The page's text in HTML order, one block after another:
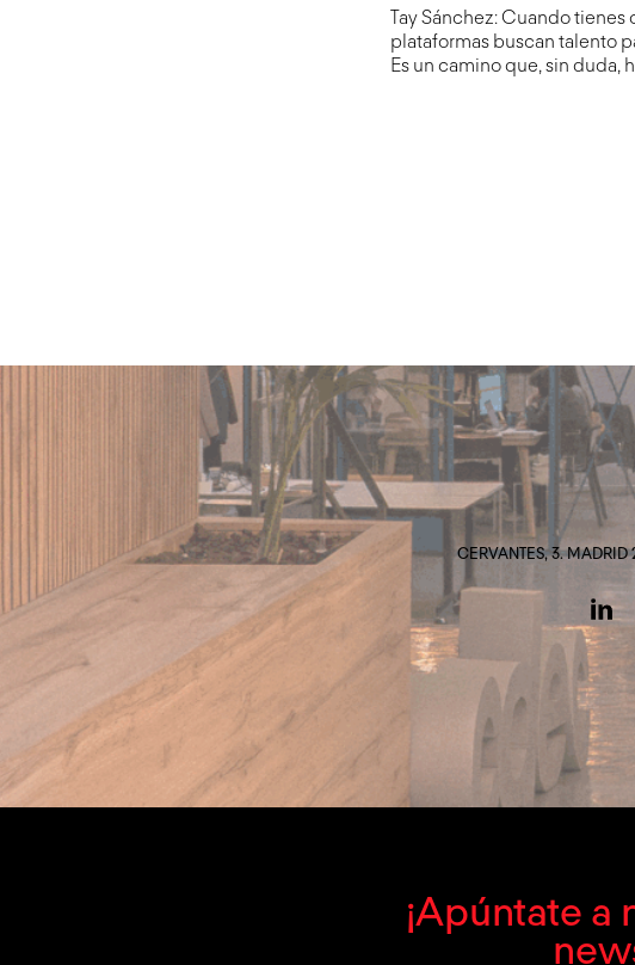
Tay Sánchez: Cuando
plataformas buscan talento
Es un camino que, sin duda,
CERVANTES, 3. MADRID
¡Apúntate a